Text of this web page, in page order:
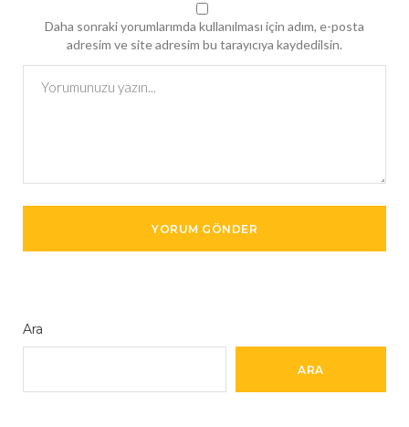
Daha sonraki yorumlarımda kullanılması için adım, e-posta
adresim ve site adresim bu tarayıcıya kaydedilsin.
Ara
ARA